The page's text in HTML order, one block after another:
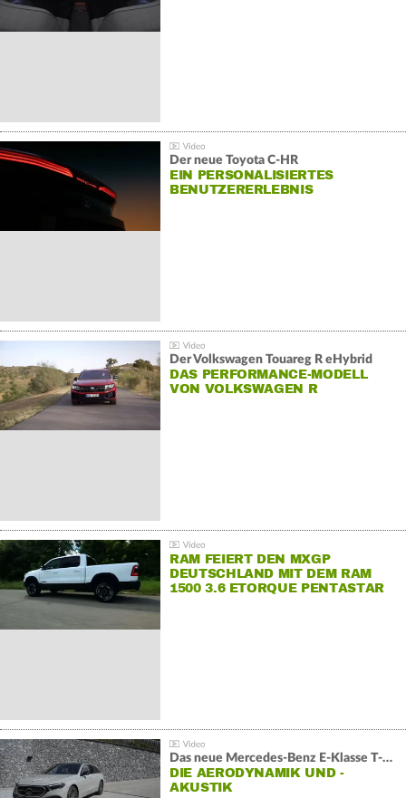
Der neue Toyota C-HR
EIN PERSONALISIERTES
BENUTZERERLEBNIS
Der Volkswagen Touareg R eHybrid
DAS PERFORMANCE-MODELL
VON VOLKSWAGEN R
RAM FEIERT DEN MXGP
DEUTSCHLAND MIT DEM RAM
1500 3.6 ETORQUE PENTASTAR
Das neue Mercedes-Benz E-Klasse T-Modell
DIE AERODYNAMIK UND -
AKUSTIK